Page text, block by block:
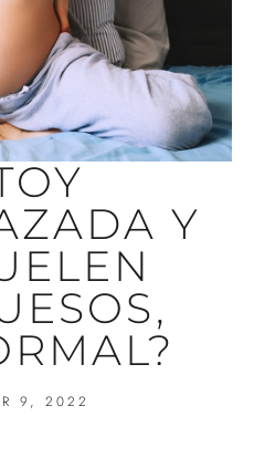
Y
9, 2022